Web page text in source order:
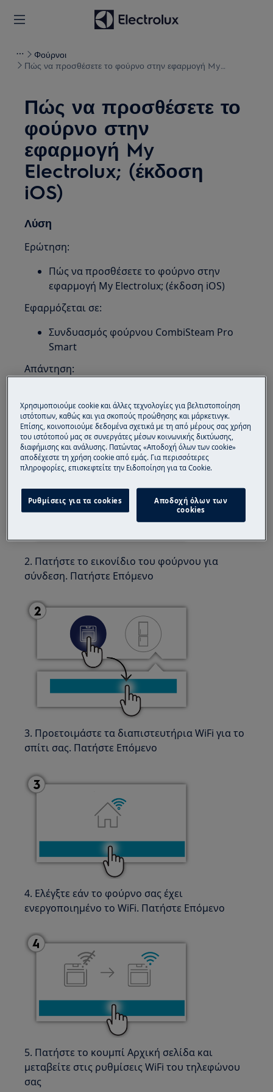
Φούρνοι
Πώς να προσθέσετε το φούρνο στην εφαρμογή My
Πώς να προσθέσετε το
φούρνο στην
εφαρμογή My
Electrolux; (έκδοση
iOS)
Λύση
Ερώτηση:
Πώς να προσθέσετε το φούρνο στην
εφαρμογή My Electrolux; (έκδοση iOS)
Εφαρμόζεται σε:
Συνδυασμός φούρνου CombiSteam Pro
Smart
Απάντηση:
νέα συσκευή
2. Πατήστε το εικονίδιο του φούρνου για
σύνδεση. Πατήστε Επόμενο
3. Προετοιμάστε τα διαπιστευτήρια WiFi για το
σπίτι σας. Πατήστε Επόμενο
4. Ελέγξτε εάν το φούρνο σας έχει
ενεργοποιημένο το WiFi. Πατήστε Επόμενο
5. Πατήστε το κουμπί Αρχική σελίδα και
μεταβείτε στις ρυθμίσεις WiFi του τηλεφώνου
σας
Χρησιμοποιούμε cookie και άλλες τεχνολογίες για βελτιστοποίηση
ιστότοπων, καθώς και για σκοπούς προώθησης και μάρκετινγκ.
Επίσης, κοινοποιούμε δεδομένα σχετικά με τη από μέρους σας χρήση
του ιστότοπού μας σε συνεργάτες μέσων κοινωνικής δικτύωσης,
διαφήμισης και ανάλυσης. Πατώντας «Αποδοχή όλων των cookie»
αποδέχεστε τη χρήση cookie από εμάς. Για περισσότερες
πληροφορίες, επισκεφτείτε την Ειδοποίηση για τα Cookie.
Ρυθμίσεις για τα cookies
Αποδοχή όλων των
cookies